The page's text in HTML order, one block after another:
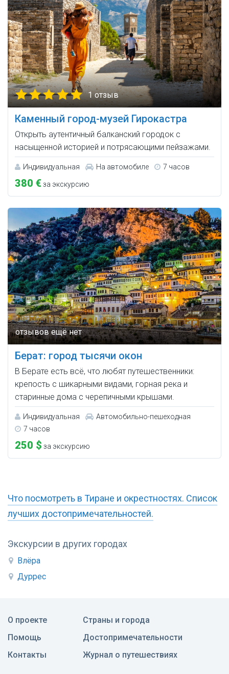
Экскурсии в других городах
Влёра
Дуррес
1 отзыв
Каменный город-музей Гирокастра
Открыть аутентичный балканский городок с
насыщенной историей и потрясающими пейзажами.
Индивидуальная На автомобиле 7 часов
380 €за экскурсию
Берат: город тысячи окон
В Берате есть всё, что любят путешественники:
крепость с шикарными видами, горная река и
старинные дома с черепичными крышами.
Индивидуальная
Автомобильно-пешеходная
7 часов
250 $ за экскурсию
Что посмотреть в Тиране и окрестностях. Список
лучших достопримечательностей.
О проекте
Помощь
Контакты
Страны и города
Достопримечательности
Журнал о путешествиях